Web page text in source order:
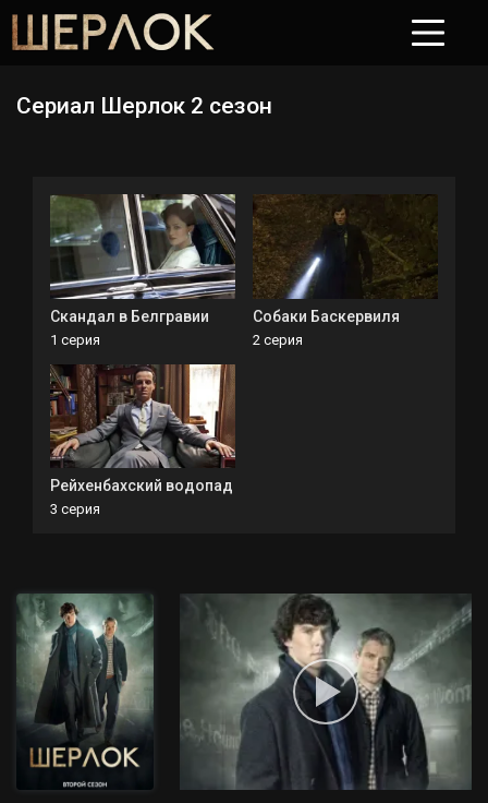
Сериал Шерлок 2 сезон
Скандал в Белгравии
1 серия
Собаки Баскервиля
2 серия
Рейхенбахский водопад
3 серия